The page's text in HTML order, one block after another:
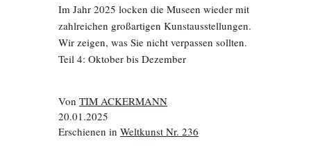
Im Jahr 2025 locken die Museen wieder mit
zahlreichen großartigen Kunstausstellungen.
Wir zeigen, was Sie nicht verpassen sollten.
Teil 4: Oktober bis Dezember
Von TIM ACKERMANN
20.01.2025
Erschienen in Weltkunst Nr. 236